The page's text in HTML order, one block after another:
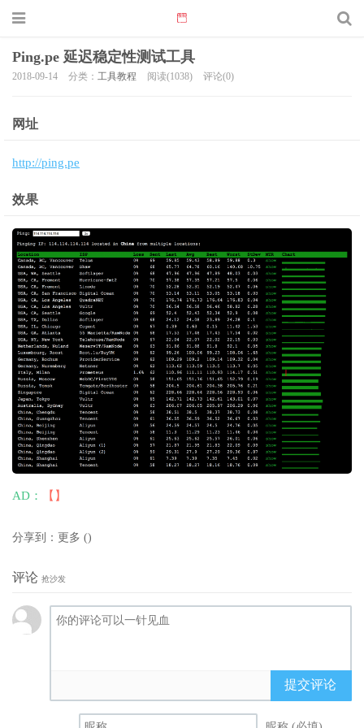
Ping.pe 延迟稳定性测试工具
2018-09-14 分类： 工具教程 阅读(1038) 评论(0)
网址
http://ping.pe
效果
AD： 【】
分享到： 更多 ()
评论 抢沙发
提交评论